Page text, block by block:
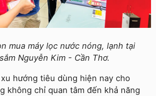
mua máy lọc nước nóng, lạnh tại
Nguyễn Kim - Cần Thơ.
hướng tiêu dùng hiện nay cho
không chỉ quan tâm đến khả năng